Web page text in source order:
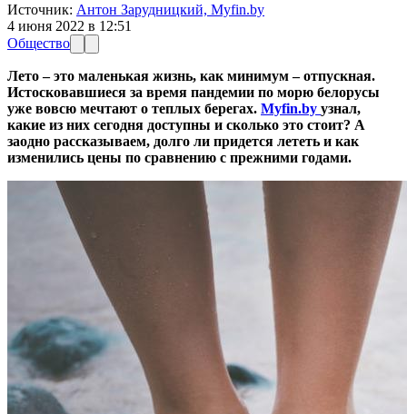
Источник: Антон Зарудницкий, Myfin.by
4 июня 2022 в 12:51
Общество
Лето – это маленькая жизнь, как минимум – отпускная.
Истосковавшиеся за время пандемии по морю белорусы
уже вовсю мечтают о теплых берегах. Myfin.by узнал,
какие из них сегодня доступны и сколько это стоит? А
заодно рассказываем, долго ли придется лететь и как
изменились цены по сравнению с прежними годами.